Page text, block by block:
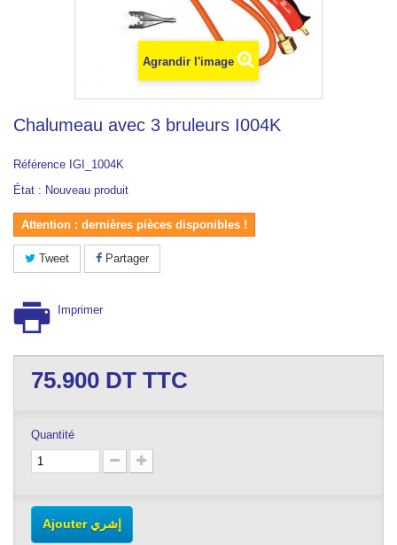
Agrandir l'image
Chalumeau avec 3 bruleurs I004K
Référence IGI_1004K
État : Nouveau produit
Attention : dernières pièces disponibles !
Tweet Partager
Imprimer
75.900 DT TTC
Quantité
Ajouter إشري